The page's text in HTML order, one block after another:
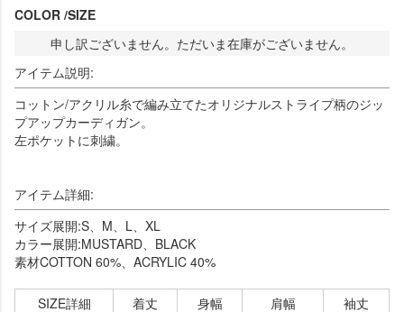
COLOR SIZE
申し訳ございません。ただいま在庫がございません。
アイテム説明:
コットン/アクリル糸で編み立てたオリジナルストライプ柄のジッ
プアップカーディガン。
左ポケットに刺繍。
アイテム詳細:
サイズ展開:S、M、L、XL
カラー展開:MUSTARD、BLACK
素材COTTON 60%、ACRYLIC 40%
SIZE詳細 着丈 身幅 肩幅 袖丈